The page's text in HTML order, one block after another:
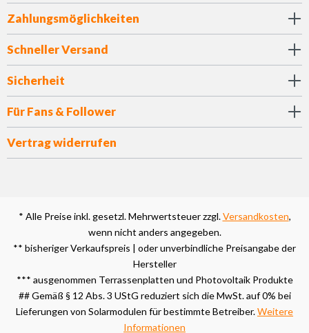
Zahlungsmöglichkeiten
Schneller Versand
Sicherheit
Für Fans & Follower
Vertrag widerrufen
* Alle Preise inkl. gesetzl. Mehrwertsteuer zzgl.Versandkosten,
wenn nicht anders angegeben.
** bisheriger Verkaufspreis | oder unverbindliche Preisangabe der
Hersteller
*** ausgenommen Terrassenplatten und Photovoltaik Produkte
## Gemäß § 12 Abs. 3 UStG reduziert sich die MwSt. auf 0% bei
Lieferungen von Solarmodulen für bestimmte Betreiber.Weitere
Informationen